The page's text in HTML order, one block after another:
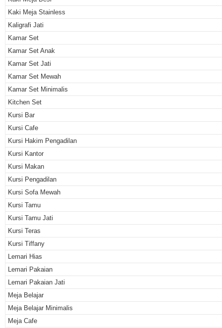
Kaki Meja Stainless
Kaligrafi Jati
Kamar Set
Kamar Set Anak
Kamar Set Jati
Kamar Set Mewah
Kamar Set Minimalis
Kitchen Set
Kursi Bar
Kursi Cafe
Kursi Hakim Pengadilan
Kursi Kantor
Kursi Makan
Kursi Pengadilan
Kursi Sofa Mewah
Kursi Tamu
Kursi Tamu Jati
Kursi Teras
Kursi Tiffany
Lemari Hias
Lemari Pakaian
Lemari Pakaian Jati
Meja Belajar
Meja Belajar Minimalis
Meja Cafe